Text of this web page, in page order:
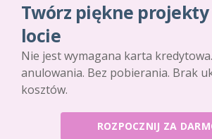
Twórz piękne
locie
Nie jest wymagana karta
anulowania. Bez pobierania. Brak
kosztów.
ROZPOCZNIJ ZA